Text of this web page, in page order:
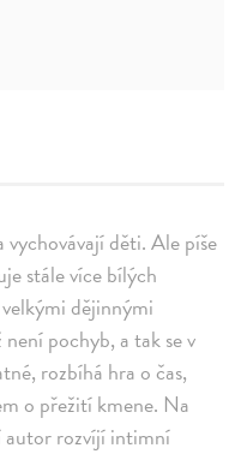
vychovávají děti. Ale píše
stále více bílých
dějinnými
pochyb, a tak se v
rozbíhá hra o čas,
o přežití kmene. Na
autor rozvíjí intimní